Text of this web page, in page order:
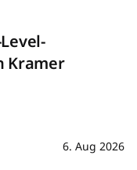
Kramer
6. Aug 2026